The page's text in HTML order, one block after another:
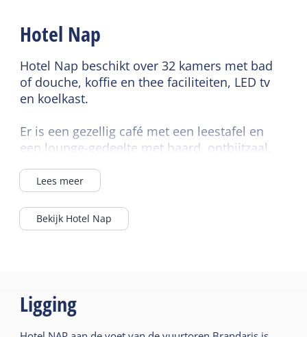
Hotel Nap
Hotel Nap beschikt over 32 kamers met bad
of douche, koffie en thee faciliteiten, LED tv
en koelkast.
Er is een gezellig café met een leestafel en
een lounge-gedeelte met haard, ontbijtzaal,
Brandarisplein en een solarium.
Door het gehele hotel en op het terras kun je
gebruik maken van uitstekend gratis WIFI.
Het hotel (1 verdieping) heeft geen lift, wel
zijn er een vijftal kamers op de begane grond.
Lees meer
Bekijk Hotel Nap
Ligging